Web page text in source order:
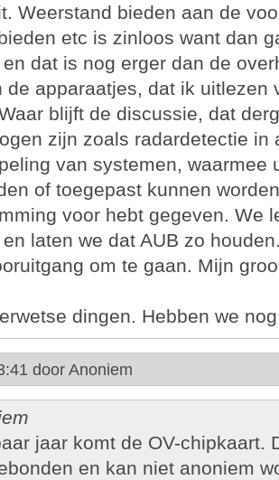
Weerstand bieden aan de
etc is zinloos want dan
dat is nog erger dan de
de apparaatjes, dat ik uitlezen
blijft de discussie, dat
zijn zoals radardetectie in
van systemen, waarmee
of toegepast kunnen
voor hebt gegeven. We
laten we dat AUB zo
om te gaan. Mijn
dingen. Hebben we
door Anoniem
jaar komt de OV-chipkaart.
en kan niet anoniem